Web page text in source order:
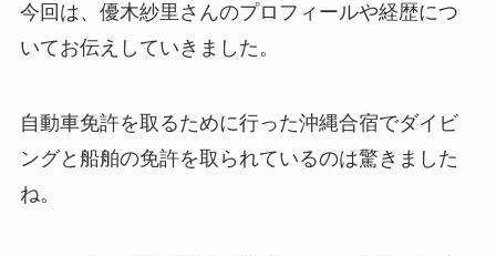
今回は、優木紗里さんのプロフィールや経歴につ
いてお伝えしていきました。
自動車免許を取るために行った沖縄合宿でダイビ
ングと船舶の免許を取られているのは驚きました
ね。